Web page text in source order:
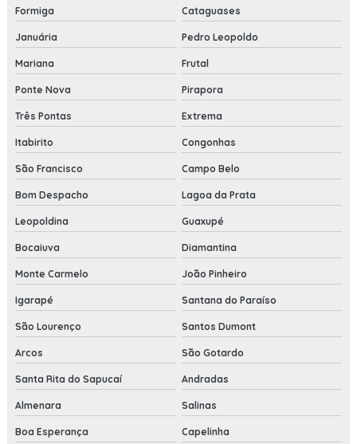
Formiga Cataguases
Januária Pedro Leopoldo
Mariana Frutal
Ponte Nova Pirapora
Três Pontas Extrema
Itabirito Congonhas
São Francisco Campo Belo
Bom Despacho Lagoa da Prata
Leopoldina Guaxupé
Bocaiuva Diamantina
Monte Carmelo João Pinheiro
Igarapé Santana do Paraíso
São Lourenço Santos Dumont
Arcos São Gotardo
Santa Rita do Sapucaí Andradas
Almenara Salinas
Boa Esperança Capelinha